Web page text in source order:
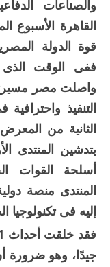
القاهرة الأسبوع
قوة الدولة
ففى الوقت الذى
واصلت مصر
التنفيذ
الثانية من المعرض
بتدشين المنتدى
أسلحة القوات
المنتدى منصة
إليه فى تكنولوجيا
جيدًا، وهو ضرورة